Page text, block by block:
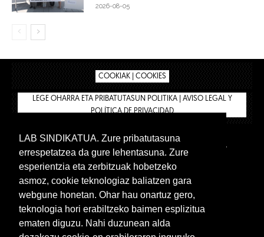
2026-08-05
COOKIAK | COOKIES
LEGE OHARRA ETA PRIBATUTASUN POLITIKA | AVISO LEGAL Y
POLÍTICA DE PRIVACIDAD
BIZILAN.EUS
TIENDA
INTRANET 🔑
Euskera Castellano
LAB SINDIKATUA. Zure pribatutasuna
errespetatzea da gure lehentasuna. Zure
esperientzia eta zerbitzuak hobetzeko
asmoz, cookie teknologiaz baliatzen gara
webgune honetan. Ohar hau onartuz gero,
teknologia hori erabiltzeko baimen esplizitua
ematen diguzu. Nahi duzunean alda